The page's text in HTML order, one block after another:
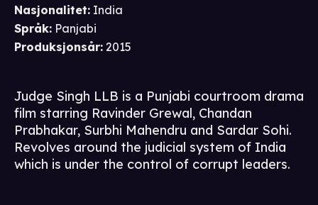
Nasjonalitet: India
Språk: Panjabi
Produksjonsår: 2015
Judge Singh LLB is a Punjabi courtroom drama
film starring Ravinder Grewal, Chandan
Prabhakar, Surbhi Mahendru and Sardar Sohi.
Revolves around the judicial system of India
which is under the control of corrupt leaders.